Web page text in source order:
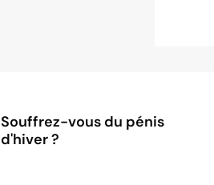
Souffrez-vous du pénis
d'hiver ?